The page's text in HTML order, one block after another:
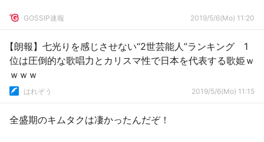
GOSSIP速報 2019/5/6(Mo) 11:20
【朗報】七光りを感じさせない“2世芸能人”ランキング 1
位は圧倒的な歌唱力とカリスマ性で日本を代表する歌姫ｗ
ｗｗｗ
はれぞう 2019/5/6(Mo) 11:15
全盛期のキムタクは凄かったんだぞ！